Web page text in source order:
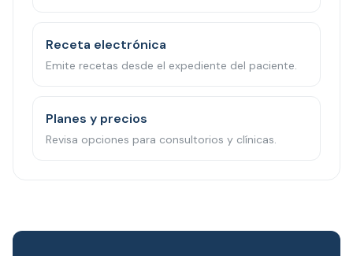
Receta electrónica
Emite recetas desde el expediente del paciente.
Planes y precios
Revisa opciones para consultorios y clínicas.